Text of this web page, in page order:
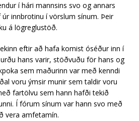
í hári mannsins svo og annars
innbrotinu í vörslum sínum. Þeir
á lögreglustöð.
eftir að hafa komist óséður inn í
hans varir, stöðvuðu för hans og
sem maðurinn var með kenndi
voru ýmsir munir sem taldir voru
fartölvu sem hann hafði tekið
Í fórum sínum var hann svo með
vera amfetamín.